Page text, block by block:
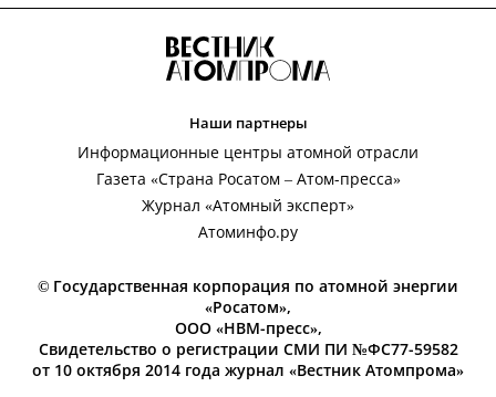
© Государственная корпорация по атомной энергии
«Росатом»,
ООО «НВМ-пресс»,
Свидетельство о регистрации СМИ ПИ №ФС77-59582
от 10 октября 2014 года журнал «Вестник Атомпрома»
Наши партнеры
Информационные центры атомной отрасли
Газета «Страна Росатом – Атом-пресса»
Журнал «Атомный эксперт»
Атоминфо.ру